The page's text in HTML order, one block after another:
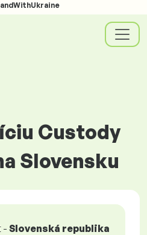
Custody
Slovensku
- Slovenská republika